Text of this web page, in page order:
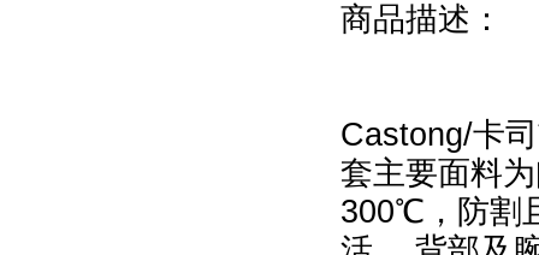
商品描述：
Castong/卡
套主要面料
300℃，防割